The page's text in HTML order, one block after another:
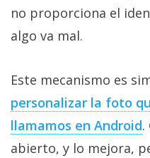
no proporciona el
algo va mal.
Este mecanismo es
personalizar la foto
llamamos en Android.
abierto, y lo mejora,